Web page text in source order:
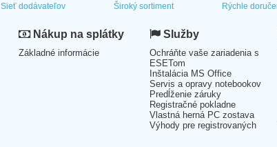
Sieť dodávateľov Široký sortiment Rýchle
Nákup na splátky
Základné informácie
Služby
Ochráňte vaše zariadenia s
ESETom
Inštalácia MS Office
Servis a opravy notebookov
Predĺženie záruky
Registračné pokladne
Vlastná herná PC zostava
Výhody pre registrovaných